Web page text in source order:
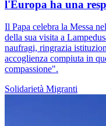
l'Europa ha una
Il Papa celebra la Messa
della sua visita a
naufragi, ringrazia
accoglienza compiuta in
compassione".
Solidarietà Migranti